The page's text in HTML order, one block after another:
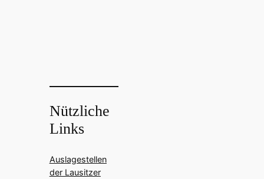
Nützliche
Links
Auslagestellen
der Lausitzer